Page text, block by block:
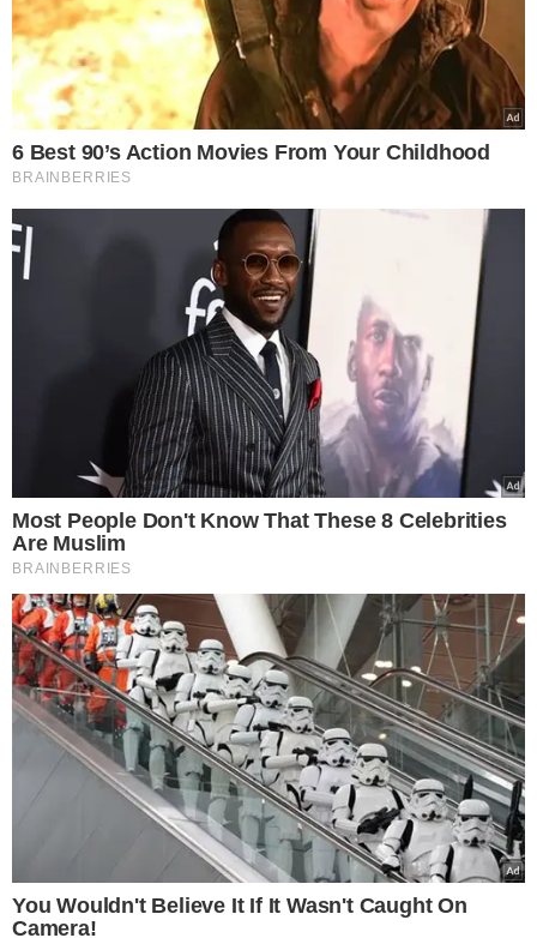
VER COMENTÁRIOS
VEJA TAMBÉM
EM SÃO JOÃO DA VARJOTA
Jovem morre aos 30
anos após sofrer mal
súbito depois de treino
de futebol no Piauí
VEJA MAIS NOTÍCIAS